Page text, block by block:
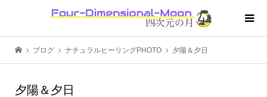
ブログ ナチュラルヒーリングPHOTO 夕陽＆夕日
夕陽＆夕日